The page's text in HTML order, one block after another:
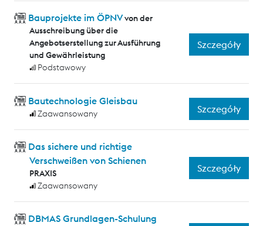
Bauprojekte im ÖPNVvon der
Ausschreibung über die
Angebotserstellung zur Ausführung
und Gewährleistung
Podstawowy
Szczegóły
Bautechnologie Gleisbau
Zaawansowany Szczegóły
Das sichere und richtige
Verschweißen von Schienen
PRAXIS
Zaawansowany
Szczegóły
DBMAS Grundlagen-Schulung